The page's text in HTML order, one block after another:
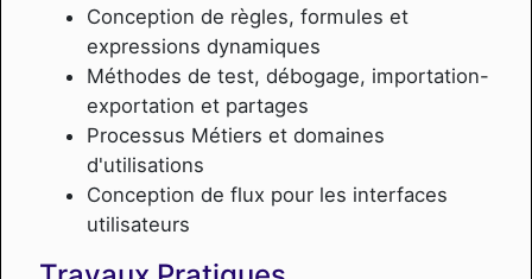
Conception de règles, formules et
expressions dynamiques
Méthodes de test, débogage, importation-
exportation et partages
Processus Métiers et domaines
d'utilisations
Conception de flux pour les interfaces
utilisateurs